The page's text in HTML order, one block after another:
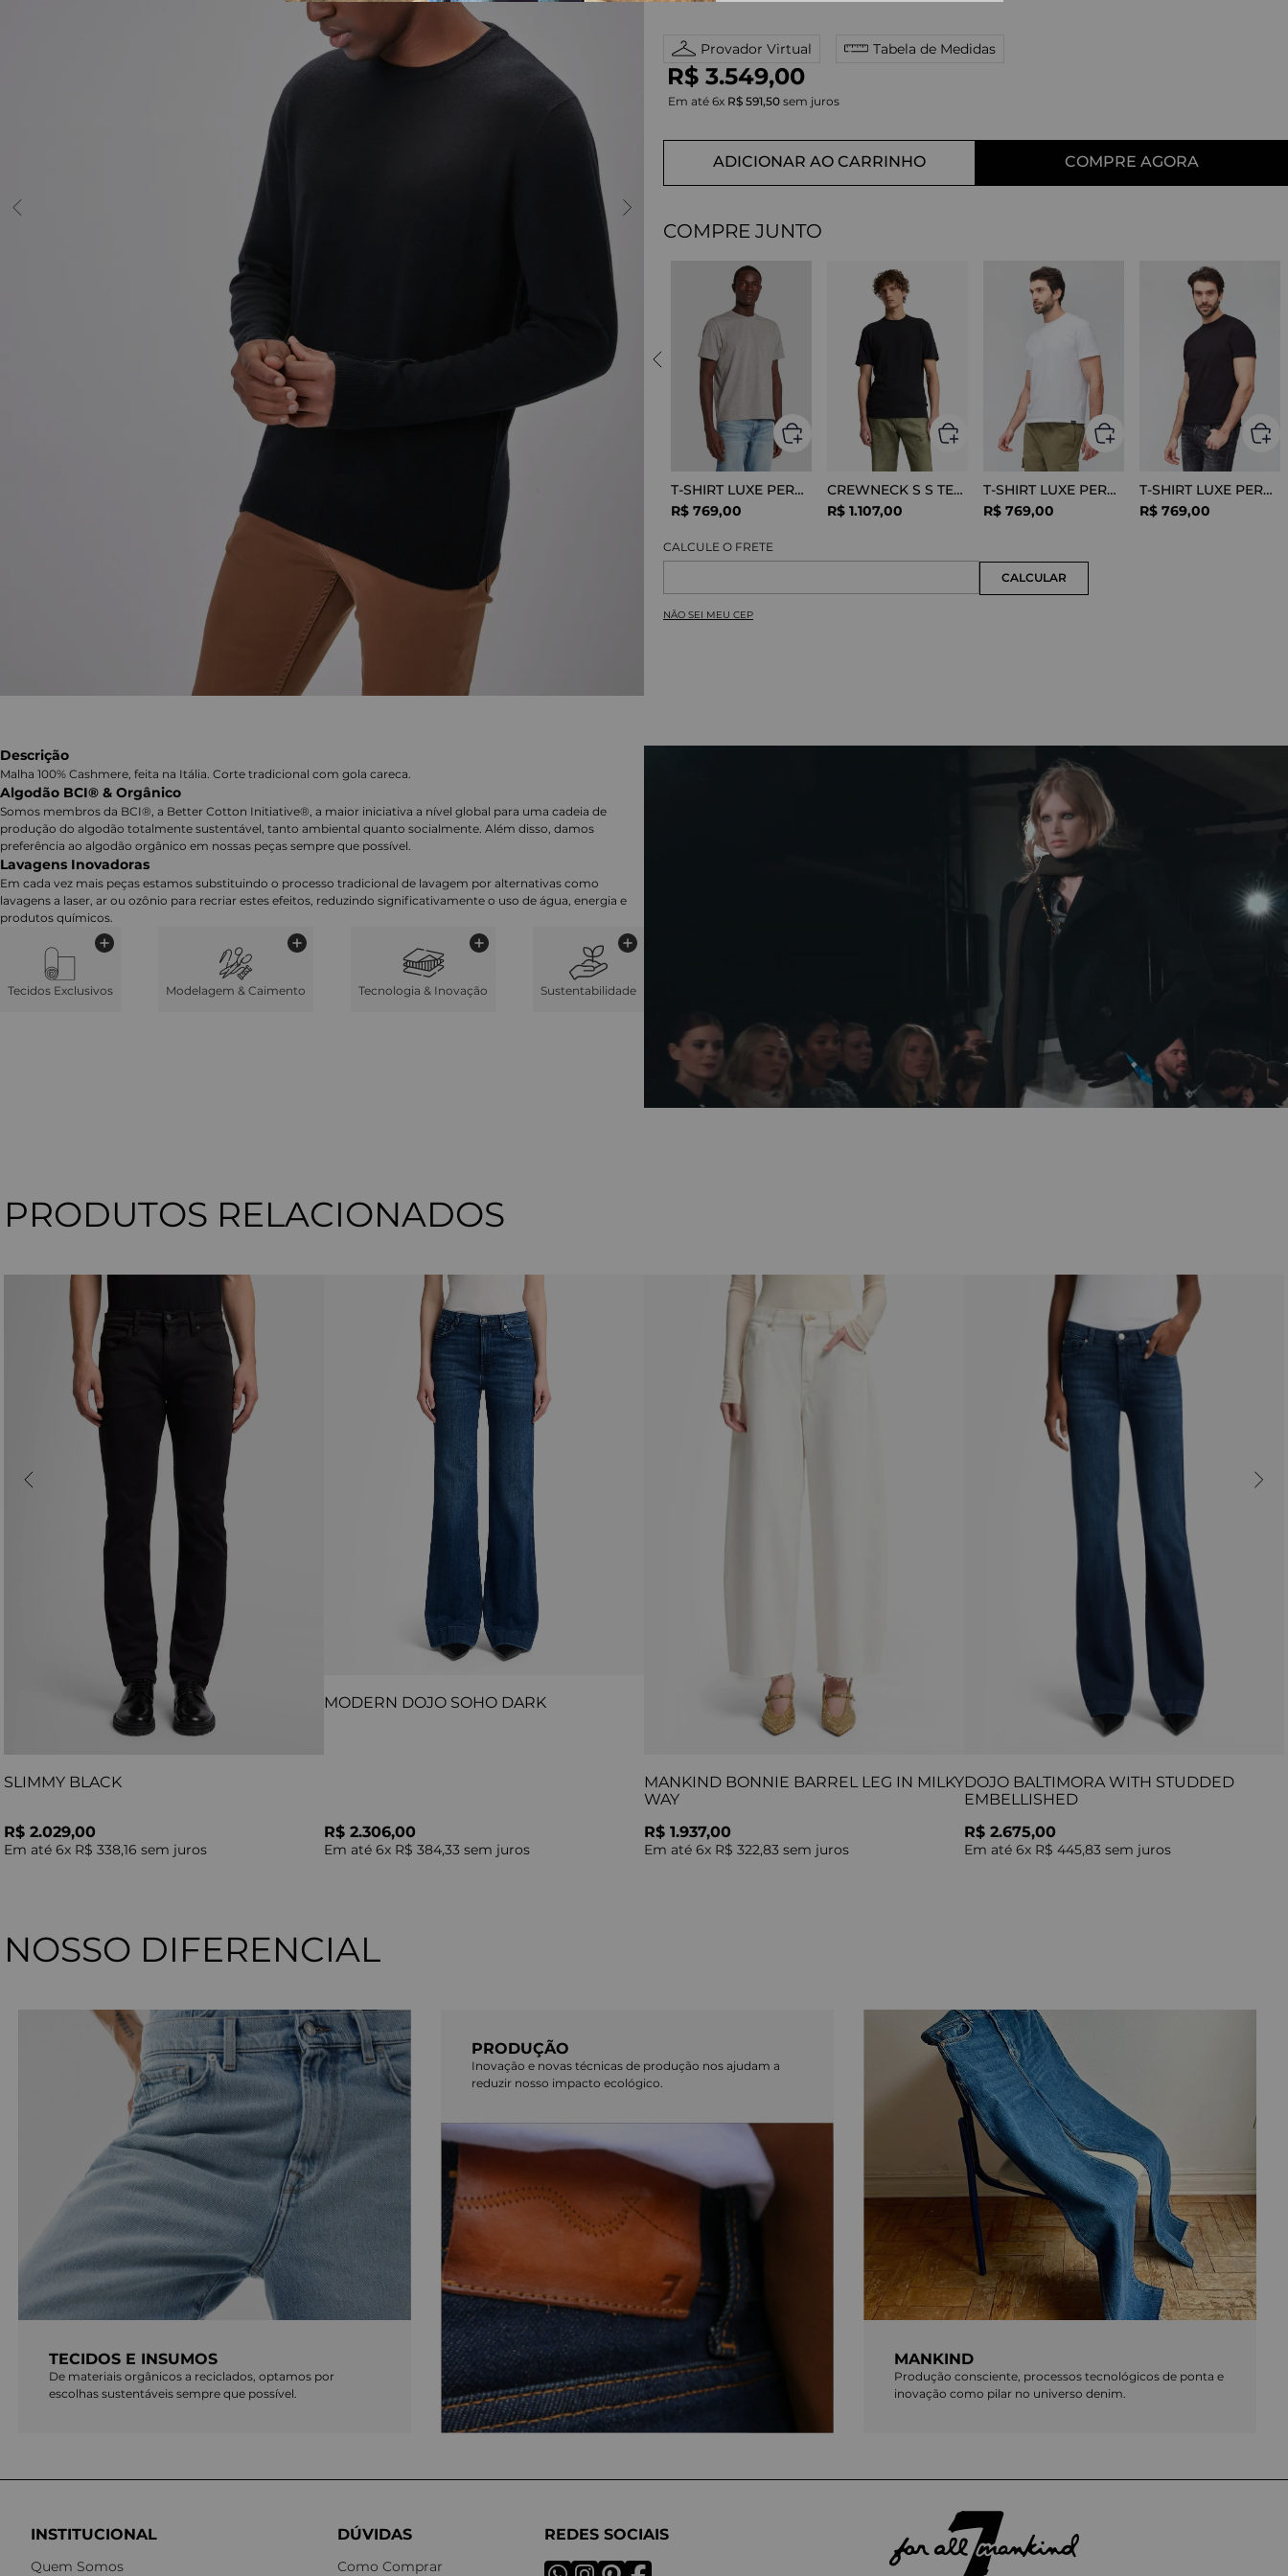
Provador Virtual Tabela de Medidas
R$ 3.549,00
Em até 6x R$ 591,50 sem juros
ADICIONAR AO CARRINHO COMPRE AGORA
COMPRE JUNTO
T-SHIRT LUXE PERFOR GREY MELANGE
R$ 769,00
CREWNECK S S TEE COTTON BLACK
R$ 1.107,00
T-SHIRT LUXE PERFORMANCE WHITE
R$ 769,00
T-SHIRT LUXE PERFORMANCE BLACK
R$ 769,00
NÃO SEI MEU CEP
Descrição
Malha 100% Cashmere, feita na Itália. Corte tradicional com gola careca.
Algodão BCI® & Orgânico
Somos membros da BCI®, a Better Cotton Initiative®, a maior iniciativa a nível global para uma cadeia de
produção do algodão totalmente sustentável, tanto ambiental quanto socialmente. Além disso, damos
preferência ao algodão orgânico em nossas peças sempre que possível.
Lavagens Inovadoras
Em cada vez mais peças estamos substituindo o processo tradicional de lavagem por alternativas como
lavagens a laser, ar ou ozônio para recriar estes efeitos, reduzindo significativamente o uso de água, energia e
produtos químicos.
Tecidos Exclusivos Modelagem & Caimento Tecnologia & Inovação Sustentabilidade
PRODUTOS RELACIONADOS
SLIMMY BLACK
R$ 2.029,00
Em até 6x R$ 338,16 sem juros
MODERN DOJO SOHO DARK
R$ 2.306,00
Em até 6x R$ 384,33 sem juros
MANKIND BONNIE BARREL LEG IN MILKY
WAY
R$ 1.937,00
Em até 6x R$ 322,83 sem juros
DOJO BALTIMORA WITH STUDDED
EMBELLISHED
R$ 2.675,00
Em até 6x R$ 445,83 sem juros
NOSSO DIFERENCIAL
TECIDOS E INSUMOS
De materiais orgânicos a reciclados, optamos por
escolhas sustentáveis sempre que possível.
PRODUÇÃO
Inovação e novas técnicas de produção nos ajudam a
reduzir nosso impacto ecológico.
MANKIND
Produção consciente, processos tecnológicos de ponta e
inovação como pilar no universo denim.
INSTITUCIONAL
Quem Somos
DÚVIDAS
Como Comprar
REDES SOCIAIS